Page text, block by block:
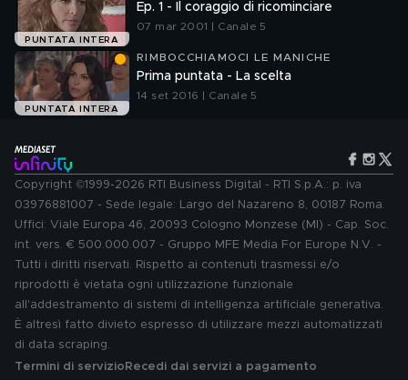
PUNTATA INTERA
Ep. 1 - Il coraggio di ricominciare
07 mar 2001 | Canale 5
PUNTATA INTERA
RIMBOCCHIAMOCI LE MANICHE
Prima puntata - La scelta
14 set 2016 | Canale 5
Copyright ©1999-2026 RTI Business Digital - RTI S.p.A.: p. iva
03976881007 - Sede legale: Largo del Nazareno 8, 00187 Roma.
Uffici: Viale Europa 46, 20093 Cologno Monzese (MI) - Cap. Soc.
int. vers. € 500.000.007 - Gruppo MFE Media For Europe N.V. -
Tutti i diritti riservati. Rispetto ai contenuti trasmessi e/o
riprodotti è vietata ogni utilizzazione funzionale
all'addestramento di sistemi di intelligenza artificiale generativa.
È altresì fatto divieto espresso di utilizzare mezzi automatizzati
di data scraping.
Termini di servizio Recedi dai servizi a pagamento